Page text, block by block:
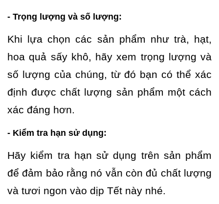
- Trọng lượng và số lượng:
Khi lựa chọn các sản phẩm như trà, hạt,
hoa quả sấy khô, hãy xem trọng lượng và
số lượng của chúng, từ đó bạn có thể xác
định được chất lượng sản phẩm một cách
xác đáng hơn.
- Kiểm tra hạn sử dụng:
Hãy kiểm tra hạn sử dụng trên sản phẩm
để đảm bảo rằng nó vẫn còn đủ chất lượng
và tươi ngon vào dịp Tết này nhé.